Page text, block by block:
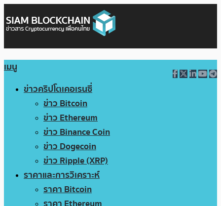
เมนู
ข่าวคริปโตเคอเรนซี่
ข่าว Bitcoin
ข่าว Ethereum
ข่าว Binance Coin
ข่าว Dogecoin
ข่าว Ripple (XRP)
ราคาและการวิเคราะห์
ราคา Bitcoin